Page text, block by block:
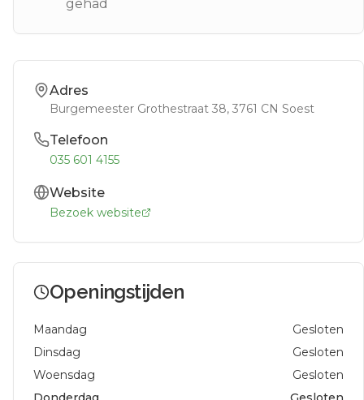
gehad
Adres
Burgemeester Grothestraat 38, 3761 CN Soest
Telefoon
035 601 4155
Website
Bezoek website
Openingstijden
Maandag
Gesloten
Dinsdag
Gesloten
Woensdag
Gesloten